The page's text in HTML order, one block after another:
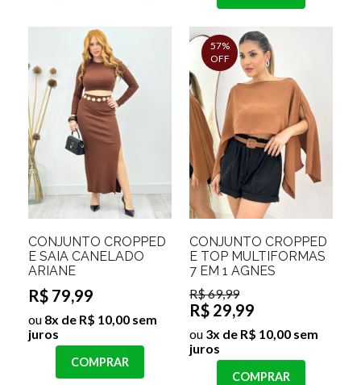
CONJUNTO CROPPED
E SAIA CANELADO
ARIANE
R$ 79,99
ou 8x de R$ 10,00 sem
juros
COMPRAR
57%
OFF
CONJUNTO CROPPED
E TOP MULTIFORMAS
7 EM 1 AGNES
R$ 69,99
R$ 29,99
ou 3x de R$ 10,00 sem
juros
COMPRAR